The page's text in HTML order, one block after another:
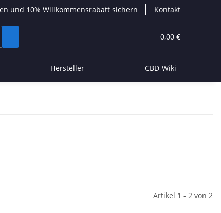
und 10% Willkommensrabatt sichern Kontakt
0,00 €
Hersteller CBD-Wiki
Artikel 1 - 2 von 2